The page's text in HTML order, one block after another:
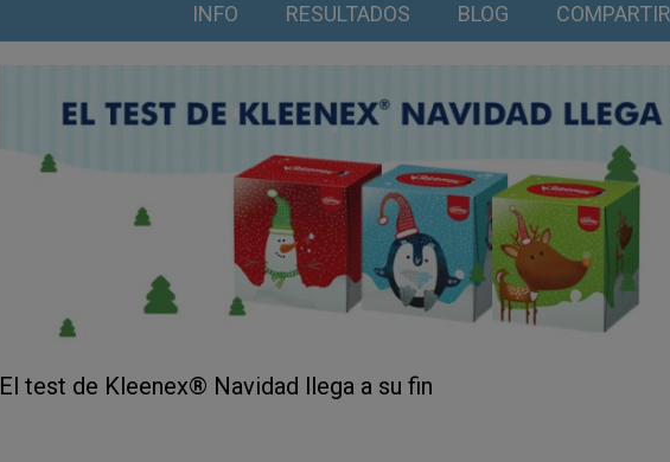
INFO RESULTADOS BLOG COMPARTIR
El test de Kleenex® Navidad llega a su fin